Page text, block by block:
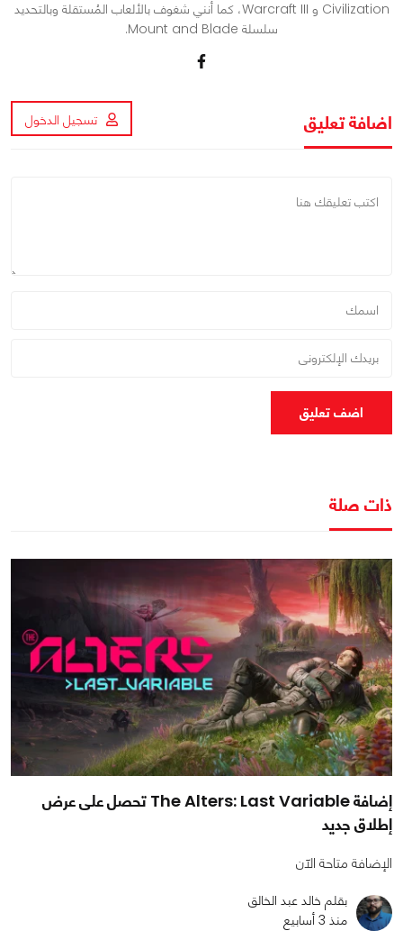
Civilization و Warcraft III، كما أنني شغوف بالألعاب المُستقلة وبالتحديد
سلسلة Mount and Blade.
اضافة تعليق تسجيل الدخول
اضف تعليق
ذات صلة
إضافة The Alters: Last Variable تحصل على عرض
إطلاق جديد
الإضافة متاحة الآن
بقلم خالد عبد الخالق
منذ 3 أسابيع